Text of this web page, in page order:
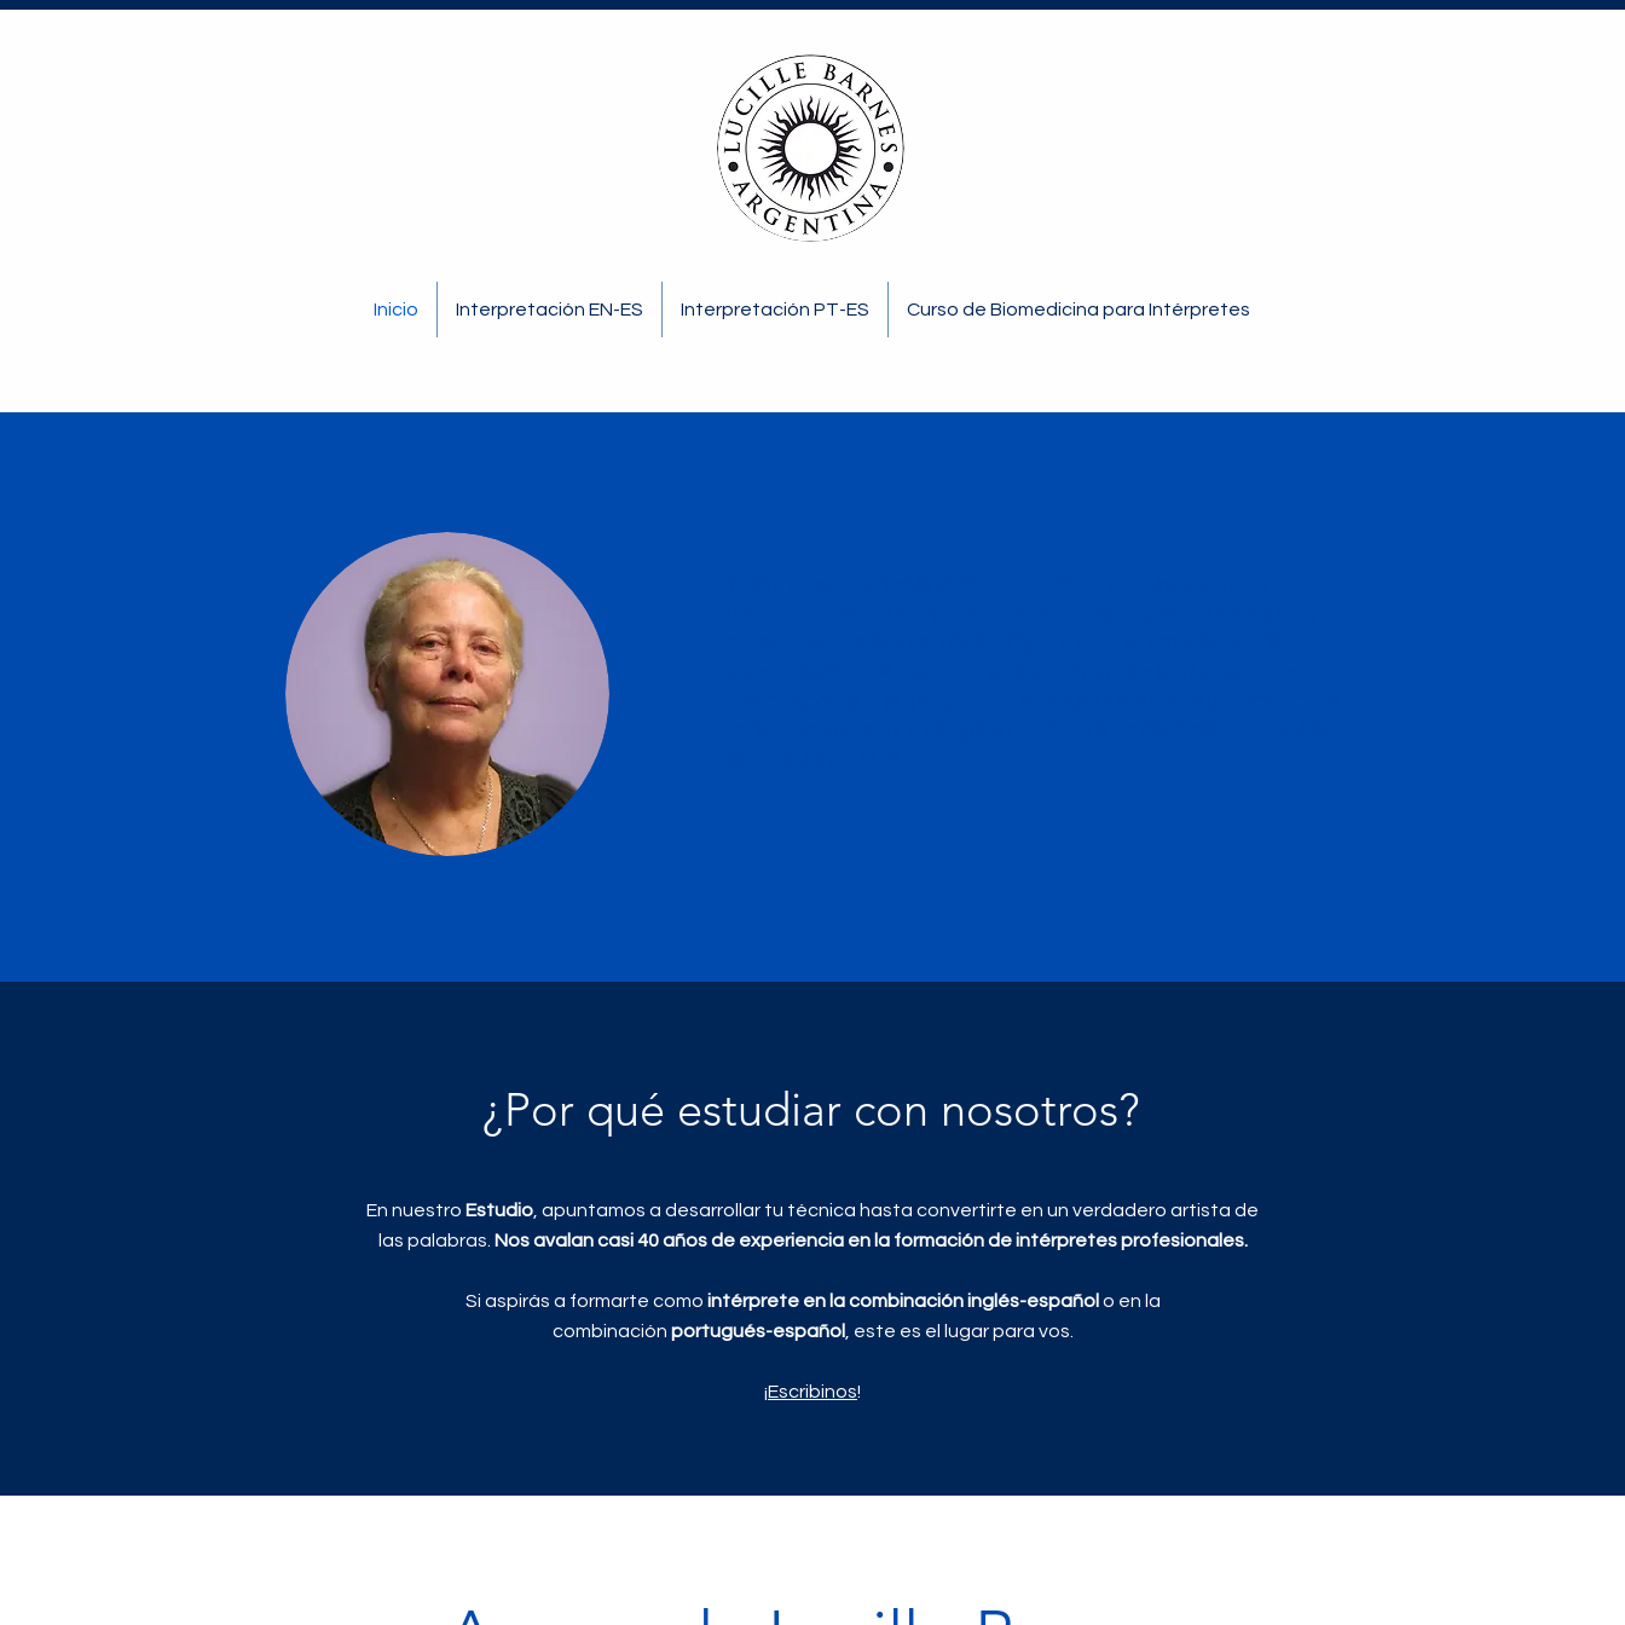
Inicio Interpretación EN-ES Interpretación PT-ES Curso de Biomedicina para Intérpretes
En nuestro Estudio , apuntamos a desarrollar tu técnica hasta convertirte en un verdadero artista de
las palabras. Nos avalancasi 40años de experiencia en la formación de intérpretes profesionales.
Si aspirás a formarte como intérprete en la combinación inglés-español o en la
combinación portugués-español , este es el lugar para vos.
¡Escribinos!
¿Por qué estudiar con nosotros?